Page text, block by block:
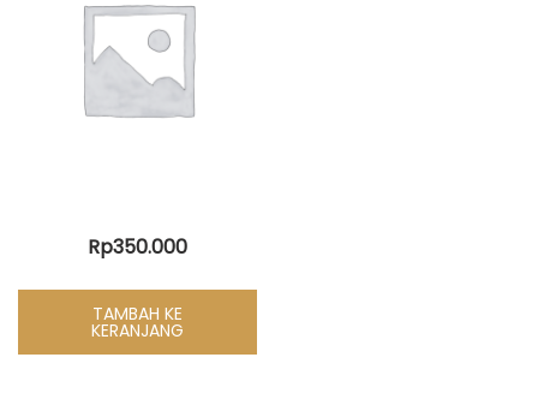
Rp350.000
TAMBAH KE
KERANJANG